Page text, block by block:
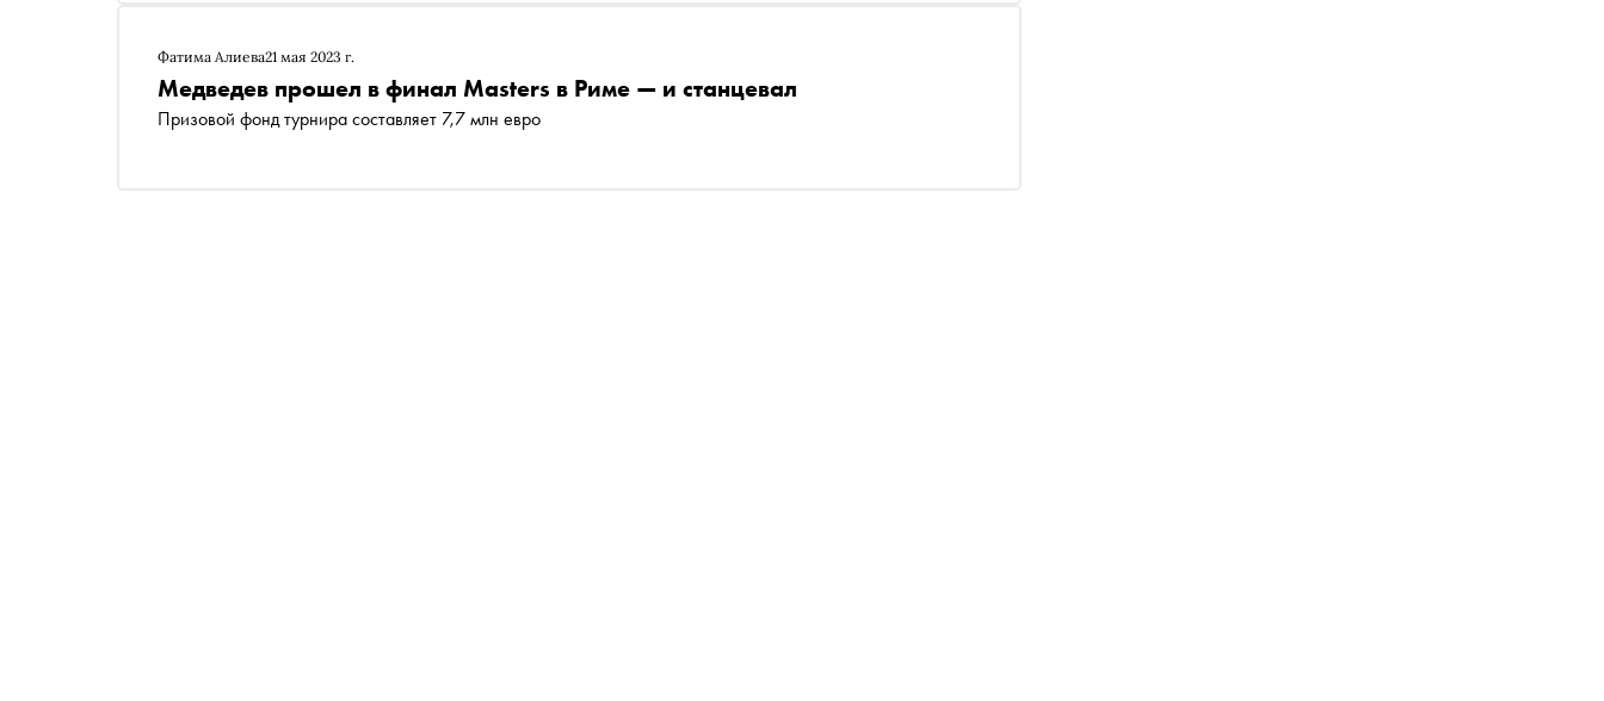
Фатима Алиева21 мая 2023 г.
Медведев прошел в финал Masters в Риме — и станцевал
Призовой фонд турнира составляет 7,7 млн евро